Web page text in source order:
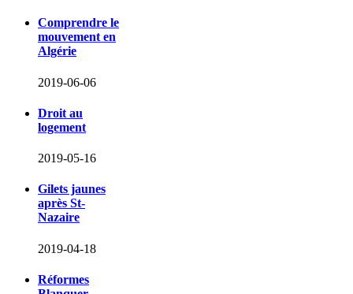
Comprendre le
mouvement en
Algérie
2019-06-06
Droit au
logement
2019-05-16
Gilets jaunes
après St-
Nazaire
2019-04-18
Réformes